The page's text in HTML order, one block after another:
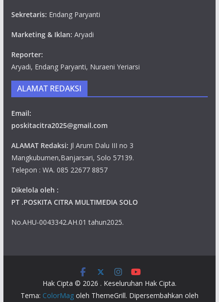
Sekretaris: Endang Paryanti
Marketing & Iklan: Aryadi
Reporter:
Aryadi, Endang Paryanti, Nuraeni Yeriarsi
ALAMAT REDAKSI
Email:
poskitacitra2025@gmail.com
ALAMAT Redaksi: Jl Arum Dalu III no 3
Mangkubumen,Banjarsari, Solo 57139.
Telepon : WA. 085 22677 8857
Dikelola oleh :
PT .POSKITA CITRA MULTIMEDIA SOLO
No.AHU-0043342.AH.01 tahun2025.
Hak Cipta © 2026 . Keseluruhan Hak Cipta.
Tema: ColorMagoleh ThemeGrill. Dipersembahkan oleh